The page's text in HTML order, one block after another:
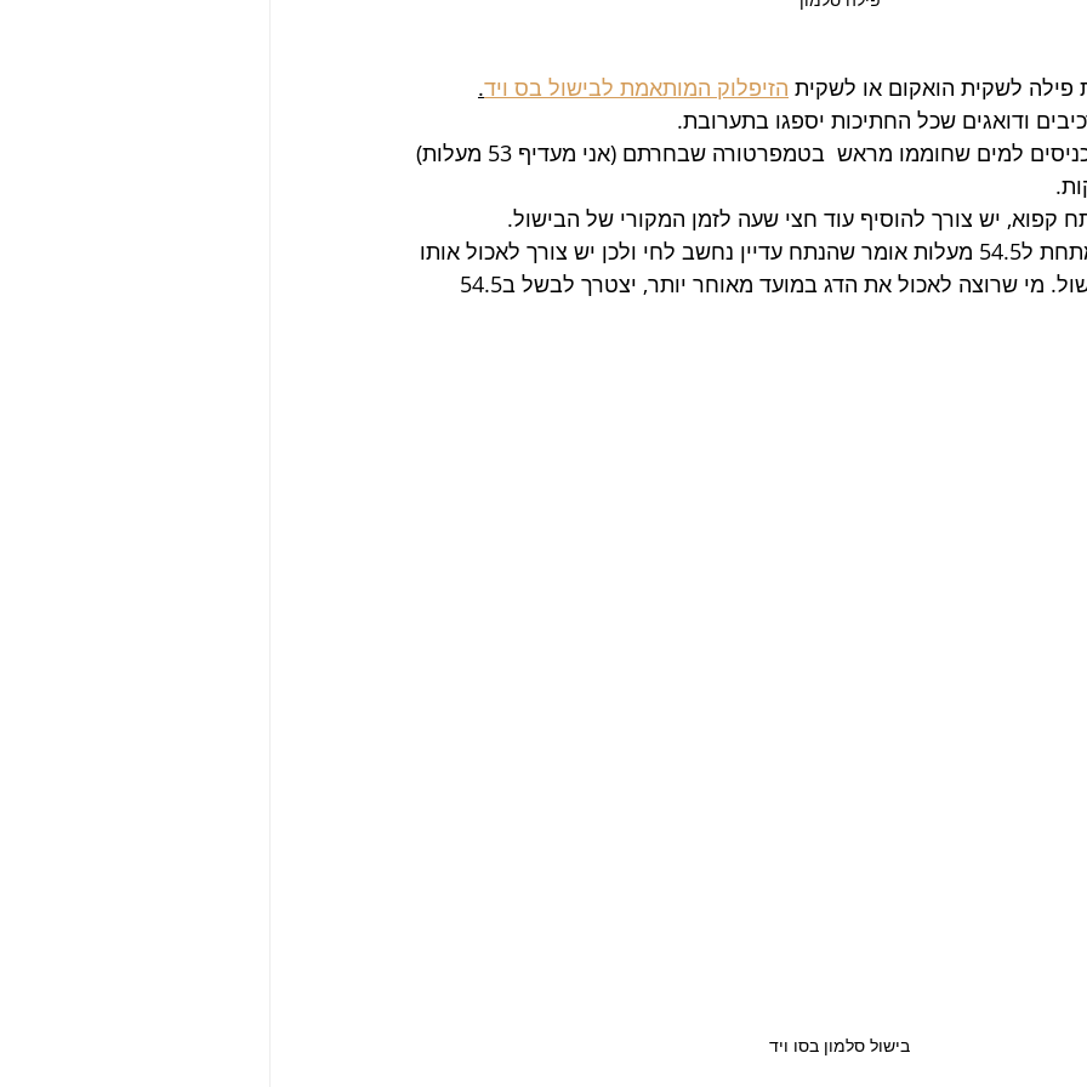
פילה לשקית הואקום או לשקית הזיפלוק המותאמת לבישול בס ויד.
ודואגים שכל החתיכות יספגו בתערובת.
אוטמים את השקית, מכניסים למים שחוממו מראש  בטמפרטורה שבחרתם (אני מעדיף 53 מעלות)
קפוא, יש צורך להוסיף עוד חצי שעה לזמן המקורי של הבישול.
קחו בחשבון שבישול מתחת ל54.5 מעלות אומר שהנתח עדיין נחשב לחי ולכן יש צורך לאכול אותו
בישול סלמון בסו ויד